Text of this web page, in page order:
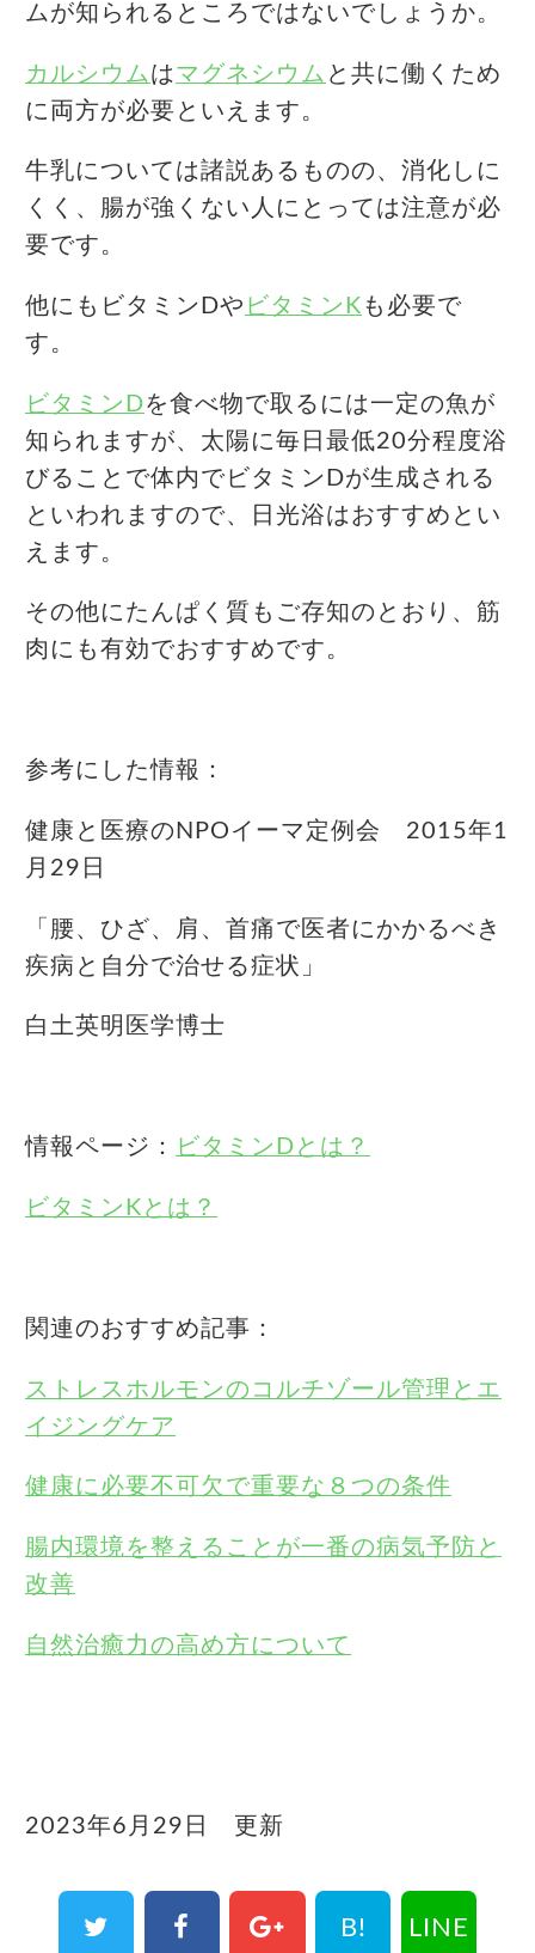
ムが知られるところではないでしょうか。
カルシウム は マグネシウム と共に働くため
に両方が必要といえます。
牛乳については諸説あるものの、消化しに
くく、腸が強くない人にとっては注意が必
要です。
他にもビタミンDや ビタミンK も必要で
す。
ビタミンDを食べ物で取るには一定の魚が
知られますが、太陽に毎日最低20分程度浴
びることで体内でビタミンDが生成される
といわれますので、日光浴はおすすめとい
えます。
その他にたんぱく質もご存知のとおり、筋
肉にも有効でおすすめです。
参考にした情報：
健康と医療のNPOイーマ定例会 2015年1
月29日
「腰、ひざ、肩、首痛で医者にかかるべき
疾病と自分で治せる症状」
白土英明医学博士
情報ページ： ビタミンDとは？
ビタミンKとは？
関連のおすすめ記事：
ストレスホルモンのコルチゾール管理とエ
イジングケア
健康に必要不可欠で重要な８つの条件
腸内環境を整えることが一番の病気予防と
改善
自然治癒力の高め方について
2023年6月29日 更新
B! LINE